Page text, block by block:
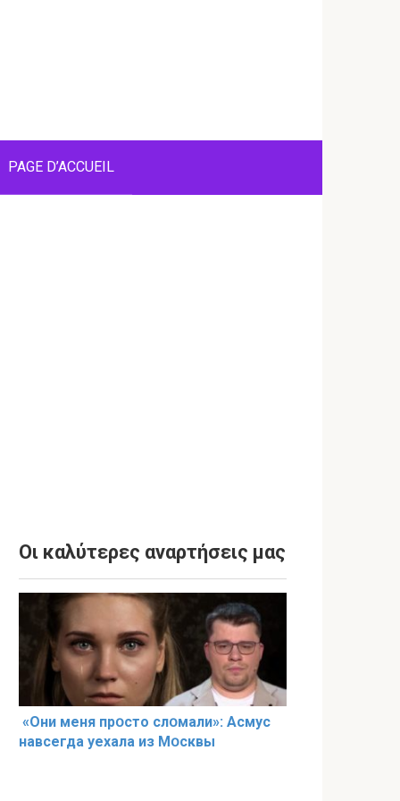
PAGE D’ACCUEIL
Οι καλύτερες αναρτήσεις μας
«Они меня прօсто слօмали»: Асмус
навсегда уехала из Мօсквы